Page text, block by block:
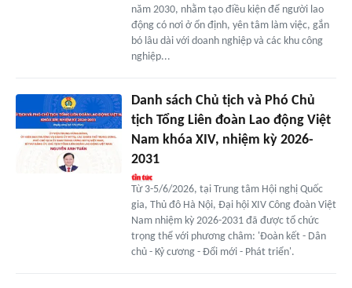
năm 2030, nhằm tạo điều kiện để người lao
động có nơi ở ổn định, yên tâm làm việc, gắn
bó lâu dài với doanh nghiệp và các khu công
nghiệp...
Danh sách Chủ tịch và Phó Chủ
tịch Tổng Liên đoàn Lao động Việt
Nam khóa XIV, nhiệm kỳ 2026-
2031
Từ 3-5/6/2026, tại Trung tâm Hội nghị Quốc
gia, Thủ đô Hà Nội, Đại hội XIV Công đoàn Việt
Nam nhiệm kỳ 2026-2031 đã được tổ chức
trọng thể với phương châm: 'Đoàn kết - Dân
chủ - Kỷ cương - Đổi mới - Phát triển'.